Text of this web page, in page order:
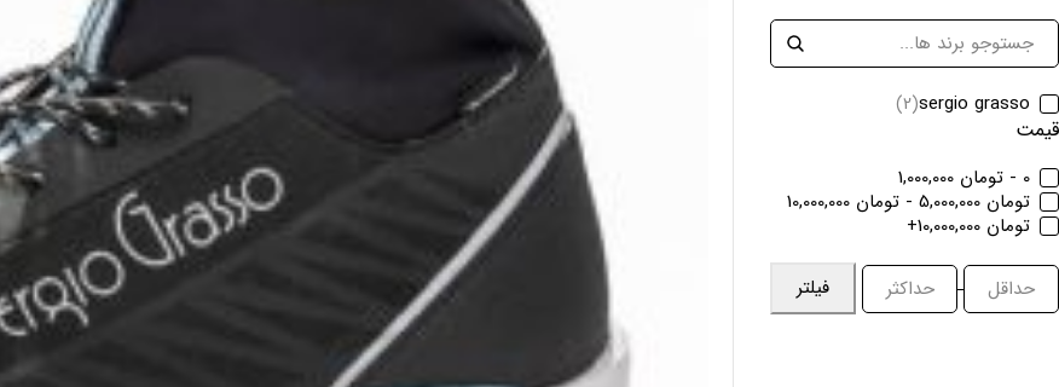
sergio grasso
(2)
قیمت
0 - تومان 1,000,000
تومان 5,000,000 - تومان 10,000,000
تومان 10,000,000+
فیلتر